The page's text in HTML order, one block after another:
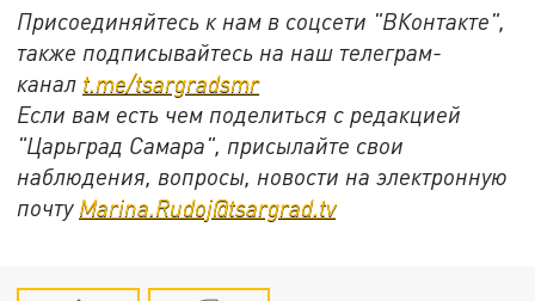
Присоединяйтесь к нам в соцсети "ВКонтакте",
также подписывайтесь на наш телеграм-
канал t.me/tsargradsmr
Если вам есть чем поделиться с редакцией
"Царьград Самара", присылайте свои
наблюдения, вопросы, новости на электронную
почту Marina.Rudoj@tsargrad.tv